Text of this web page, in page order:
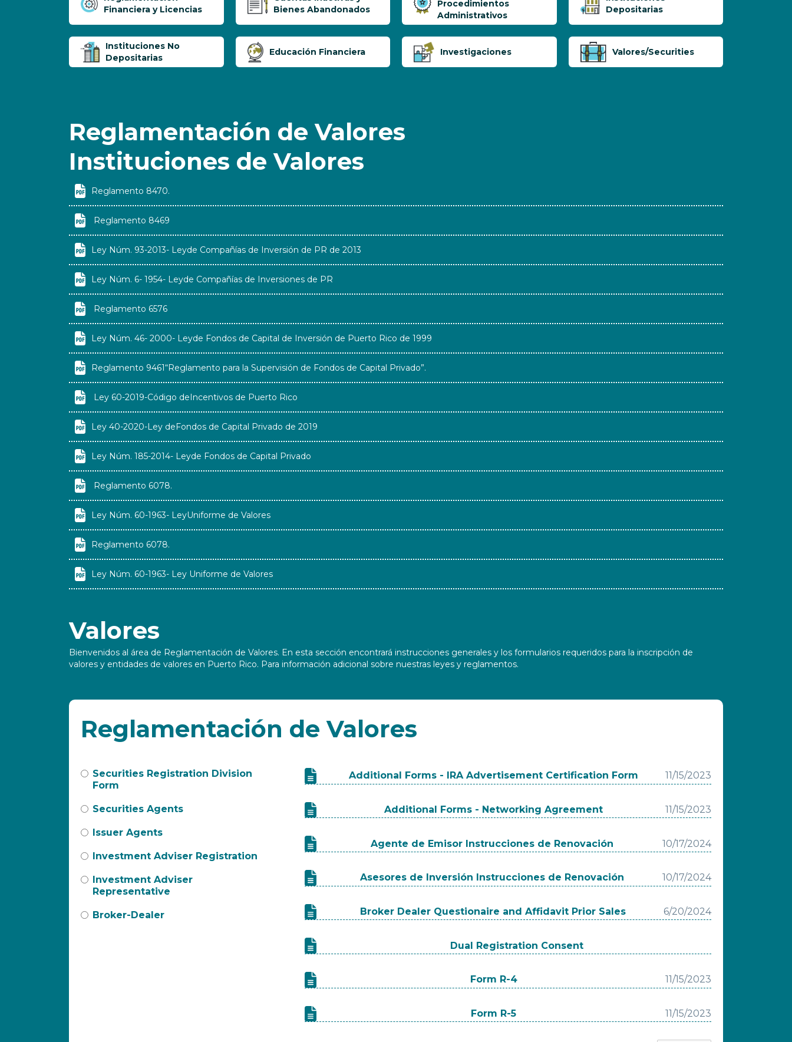
Financiera y Licencias
Bienes Abandonados
Procedimientos
Administrativos
Depositarias
Instituciones No
Depositarias
Educación Financiera Investigaciones Valores/Securities
Reglamentación de Valores
Instituciones de Valores
 Reglamento 8470.
 Reglamento 8469
 Ley Núm. 93-2013- Leyde Compañías de Inversión de PR de 2013
 Ley Núm. 6- 1954- Leyde Compañías de Inversiones de PR
 Reglamento 6576
 Ley Núm. 46- 2000- Leyde Fondos de Capital de Inversión de Puerto Rico de 1999
 Reglamento 9461“Reglamento para la Supervisión de Fondos de Capital Privado”.
 Ley 60-2019-Código deIncentivos de Puerto Rico
 Ley 40-2020-Ley deFondos de Capital Privado de 2019
 Ley Núm. 185-2014- Leyde Fondos de Capital Privado
 Reglamento 6078.
 Ley Núm. 60-1963- LeyUniforme de Valores
 Reglamento 6078.
 Ley Núm. 60-1963- Ley Uniforme de Valores
Valores
Bienvenidos al área de Reglamentación de Valores. En esta sección encontrará instrucciones generales y los formularios requeridos para la inscripción de
valores y entidades de valores en Puerto Rico. Para información adicional sobre nuestras leyes y reglamentos.
Reglamentación de Valores
Securities Registration Division
Form
Securities Agents
Issuer Agents
Investment Adviser Registration
Investment Adviser
Representative
Broker-Dealer
Additional Forms - IRA Advertisement Certification Form 11/15/2023
Additional Forms - Networking Agreement 11/15/2023
Agente de Emisor Instrucciones de Renovación 10/17/2024
Asesores de Inversión Instrucciones de Renovación 10/17/2024
Broker Dealer Questionaire and Affidavit Prior Sales 6/20/2024
Dual Registration Consent
Form R-4 11/15/2023
Form R-5 11/15/2023